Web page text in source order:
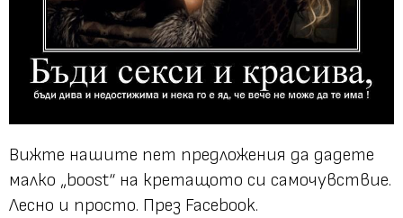
Вижте нашите пет предложения да дадете
малко „boost“ на кретащото си самочувствие.
Лесно и просто. През Facebook.